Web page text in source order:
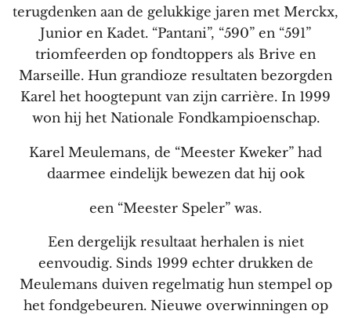
terugdenken aan de gelukkige jaren met Merckx,
Junior en Kadet. “Pantani”, “590” en “591”
triomfeerden op fondtoppers als Brive en
Marseille. Hun grandioze resultaten bezorgden
Karel het hoogtepunt van zijn carrière. In 1999
won hij het Nationale Fondkampioenschap.
Karel Meulemans, de “Meester Kweker” had
daarmee eindelijk bewezen dat hij ook
een “Meester Speler” was.
Een dergelijk resultaat herhalen is niet
eenvoudig. Sinds 1999 echter drukken de
Meulemans duiven regelmatig hun stempel op
het fondgebeuren. Nieuwe overwinningen op